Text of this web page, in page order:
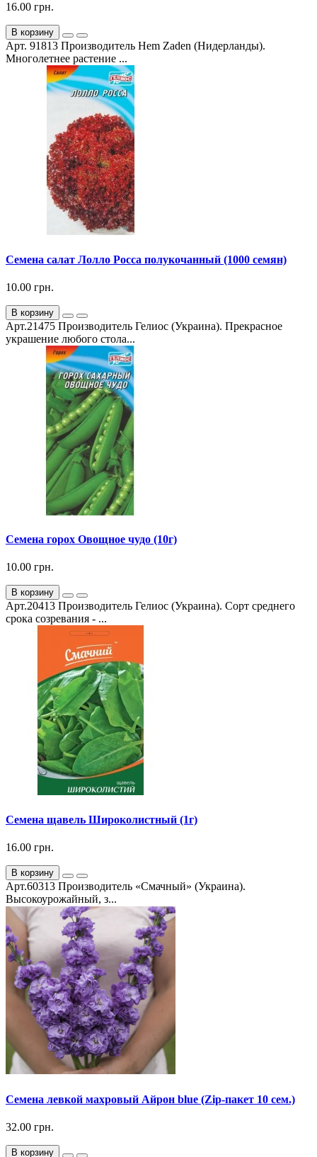
16.00 грн.
В корзину
Арт. 91813 Производитель Hem Zaden (Нидерланды).
Многолетнее pacтeниe ...
Семена салат Лолло Росса полукочанный (1000 семян)
10.00 грн.
В корзину
Арт.21475 Производитель Гелиос (Украина). Прекрасное
украшение любого стола...
Семена горох Овощное чудо (10г)
10.00 грн.
В корзину
Арт.20413 Производитель Гелиос (Украина). Сорт среднего
срока созревания - ...
Семена щавель Широколистный (1г)
16.00 грн.
В корзину
Арт.60313 Производитель «Смачный» (Украина).
Высокоурожайный, з...
Семена левкой махровый Айрон blue (Zip-пакет 10 сем.)
32.00 грн.
В корзину